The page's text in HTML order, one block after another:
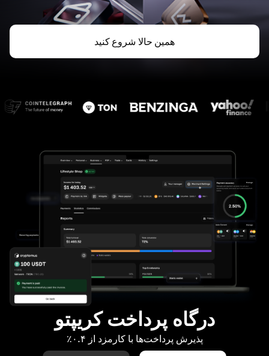
همین حالا شروع کنید
درگاه پرداخت کریپتو
پذیرش پرداخت‌ها با کارمزد از ۰.۴٪